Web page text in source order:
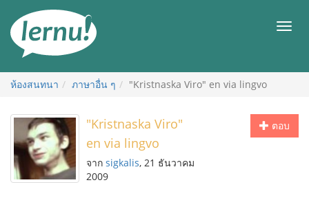
สารบัญ
เมนู
ห้องสนทนา ภาษาอื่น ๆ "Kristnaska Viro" en via lingvo
ตอบ
"Kristnaska Viro"
en via lingvo
จาก sigkalis, 21 ธันวาคม
2009